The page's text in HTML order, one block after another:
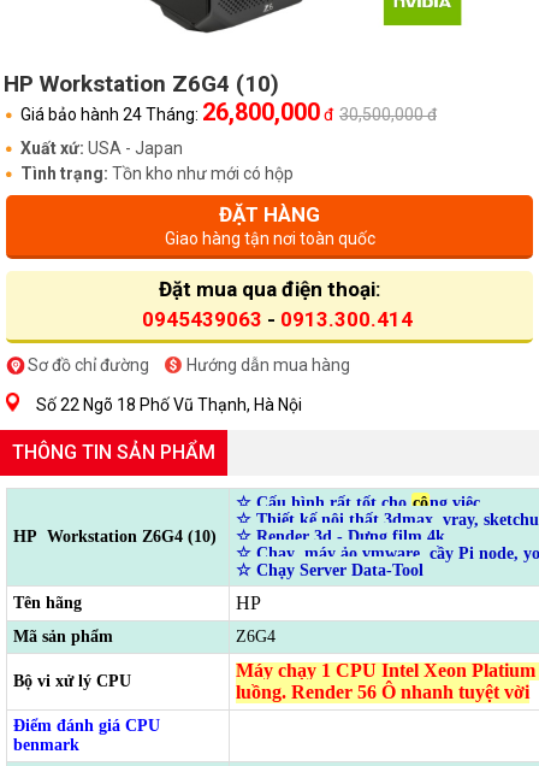
HP Workstation Z6G4 (10)
Giá bảo hành 24 Tháng: 26,800,000đ 30,500,000 đ
Xuất xứ: USA - Japan
Tình trạng: Tồn kho như mới có hộp
ĐẶT HÀNG
Giao hàng tận nơi toàn quốc
Đặt mua qua điện thoại:
0945439063 - 0913.300.414
Sơ đồ chỉ đường Hướng dẫn mua hàng
Số 22 Ngõ 18 Phố Vũ Thạnh, Hà Nội
THÔNG TIN SẢN PHẨM
HP Workstation Z6G4 (10)
☆ Cấu hình rất tốt cho công việc
☆ Thiết kế nội thất 3dmax, vray,
☆ Render 3d - Dựng film 4k
☆ Chạy máy ảo vmware, cầy Pi node,
☆ Chạy Server Data-Tool
Tên hãng
HP
Mã sản phẩm Z6G4
Bộ vi xử lý CPU
Máy chạy 1 CPU Intel Xeon
luồng. Render 56 Ô nhanh tuyệt vời
Điểm đánh giá CPU
benmark